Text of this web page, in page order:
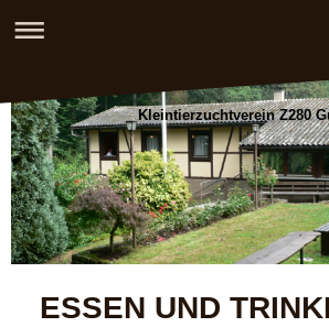
Kleintierzuchtverein Z280
ESSEN UND